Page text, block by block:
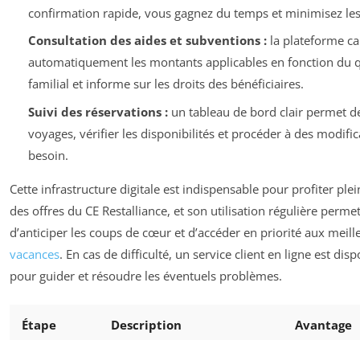
confirmation rapide, vous gagnez du temps et minimisez
Consultation des aides et subventions :la plateforme
automatiquement les montants applicables en fonction du
familial et informe sur les droits des bénéficiaires.
Suivi des réservations :un tableau de bord clair permet
voyages, vérifier les disponibilités et procéder à des
besoin.
Cette infrastructure digitale est indispensable pour profiter
des offres du CE Restalliance, et son utilisation régulière permet
d’anticiper les coups de cœur et d’accéder en priorité aux
vacances. En cas de difficulté, un service client en ligne est
pour guider et résoudre les éventuels problèmes.
Étape Description Avantage